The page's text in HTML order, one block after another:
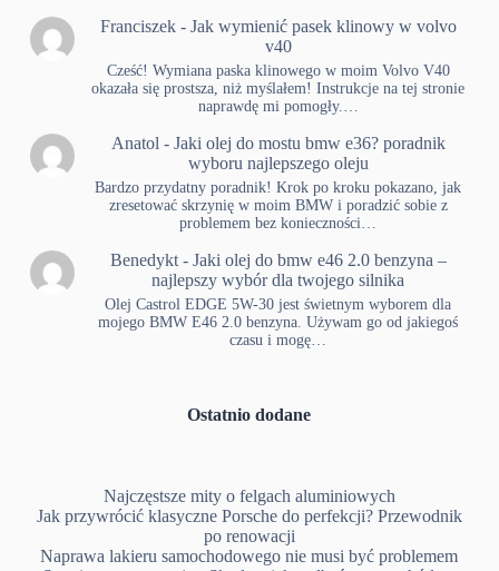
Franciszek- Jak wymienić pasek klinowy w volvo
v40
Cześć! Wymiana paska klinowego w moim Volvo V40
okazała się prostsza, niż myślałem! Instrukcje na tej stronie
naprawdę mi pomogły.…
Anatol - Jaki olej do mostu bmw e36? poradnik
wyboru najlepszego oleju
Bardzo przydatny poradnik! Krok po kroku pokazano, jak
zresetować skrzynię w moim BMW i poradzić sobie z
problemem bez konieczności…
Benedykt- Jaki olej do bmw e46 2.0 benzyna –
najlepszy wybór dla twojego silnika
Olej Castrol EDGE 5W-30 jest świetnym wyborem dla
mojego BMW E46 2.0 benzyna. Używam go od jakiegoś
czasu i mogę…
Ostatnio dodane
Najczęstsze mity o felgach aluminiowych
Jak przywrócić klasyczne Porsche do perfekcji? Przewodnik
po renowacji
Naprawa lakieru samochodowego nie musi być problemem